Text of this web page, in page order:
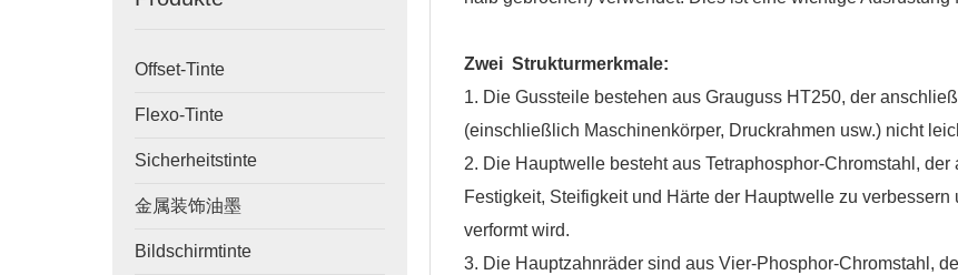
Offset-Tinte
Flexo-Tinte
Sicherheitstinte
金属装饰油墨
Bildschirmtinte
Zwei Strukturmerkmale:
1. Die Gussteile bestehen aus Grauguss HT250, der
(einschließlich Maschinenkörper, Druckrahmen usw.) nicht
2. Die Hauptwelle besteht aus Tetraphosphor-Chromstahl,
Festigkeit, Steifigkeit und Härte der Hauptwelle zu
verformt wird.
3. Die Hauptzahnräder sind aus Vier-Phosphor-Chromstahl,